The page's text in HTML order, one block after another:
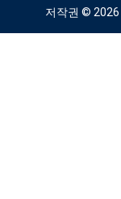
저작권 © 2026